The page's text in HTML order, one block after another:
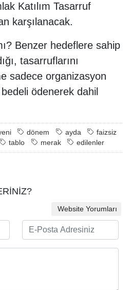
Katılım Tasarruf
karşılanacak.
Benzer hedeflere sahip
tasarruflarını
sadece organizasyon
ödenerek dahil
dönem ayda
faizsiz
tablo merak edilenler
Website Yorumları